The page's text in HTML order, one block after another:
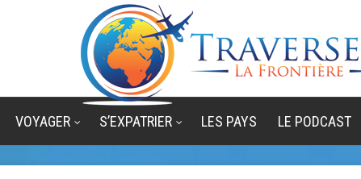
VOYAGER S’EXPATRIER LES PAYS LE PODCAST